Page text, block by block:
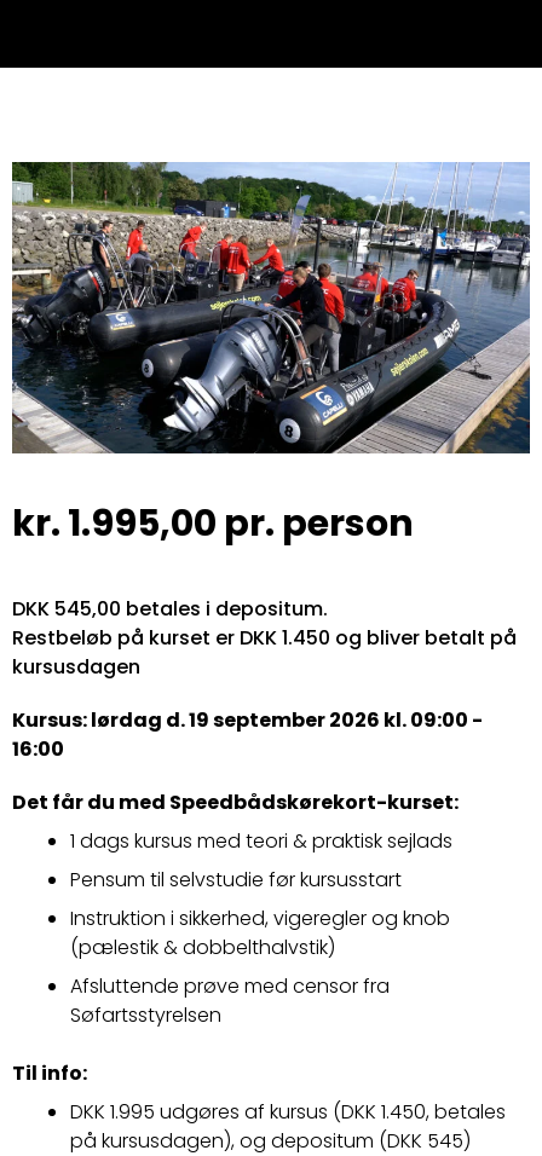
kr.1.995,00 pr. person
DKK 545,00 betales i depositum.
Restbeløb på kurset er DKK 1.450 og bliver betalt på
kursusdagen
Kursus: lørdag d. 19 september 2026 kl. 09:00 -
16:00
Det får du med Speedbådskørekort-kurset:
1 dags kursus med teori & praktisk sejlads
Pensum til selvstudie før kursusstart
Instruktion i sikkerhed, vigeregler og knob
(pælestik & dobbelthalvstik)
Afsluttende prøve med censor fra
Søfartsstyrelsen
Til info:
DKK 1.995 udgøres af kursus (DKK 1.450,betales
på kursusdagen), og depositum (DKK 545)